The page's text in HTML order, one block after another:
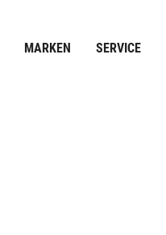
MARKEN SERVICE